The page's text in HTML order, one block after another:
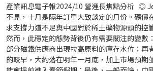
產業訊息電子報2024/10 營運長焦點分析 ◎
不見，十月是隔年訂單大致談定的月份。礦價
求支撐力道不足與中國對於稀土礦物源頭的控
然而，此穩定的態勢背後仍有需要關注的變數
部分磁鐵供應商出現拉高原料的庫存水位；再
的較早，大約落在明年一月底，加上市場預期